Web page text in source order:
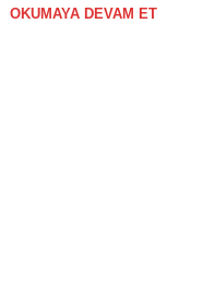
OKUMAYA DEVAM ET